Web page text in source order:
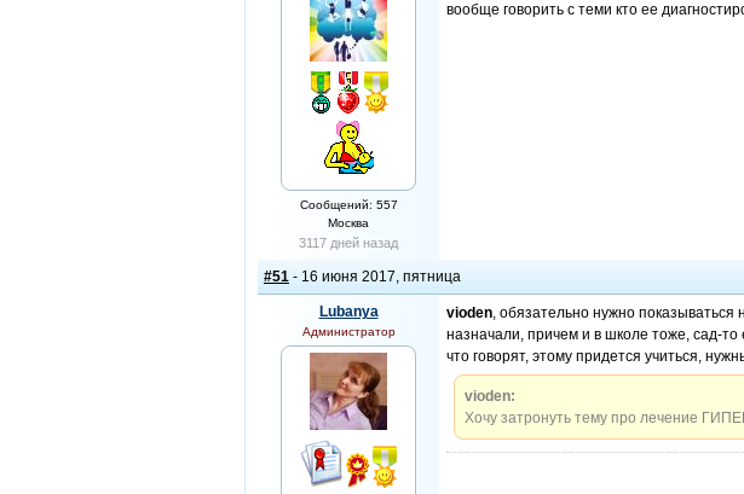
Сообщений: 557
Москва
3117 дней назад
вообще говорить с теми кто ее
#51 - 16 июня 2017, пятница
Lubanya
Администратор
vioden, обязательно нужно
назначали, причем и в школе тоже, сад-
что говорят, этому придется учиться,
vioden:
Хочу затронуть тему про лечение